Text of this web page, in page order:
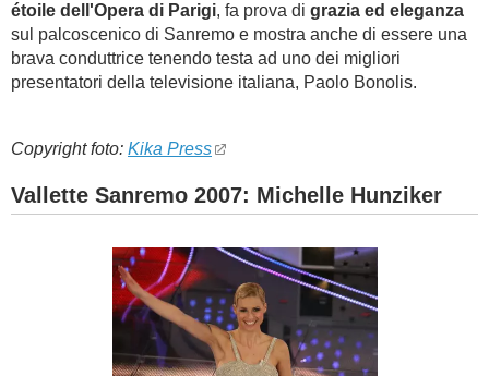
étoile dell'Opera di Parigi, fa prova di grazia ed eleganza
sul palcoscenico di Sanremo e mostra anche di essere una
brava conduttrice tenendo testa ad uno dei migliori
presentatori della televisione italiana, Paolo Bonolis.
Copyright foto: Kika Press
Vallette Sanremo 2007: Michelle Hunziker